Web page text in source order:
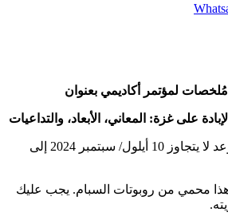
لمؤتمر أكاديمي بعنوان
على غزة: المعاني، الأبعاد، والتداعيات
تُرسل الملخصات في موعد لا يتجاوز 10 أيلول/ سبتمبر 2024 إلى
هذا محمي من روبوتات السبام. يجب عليك